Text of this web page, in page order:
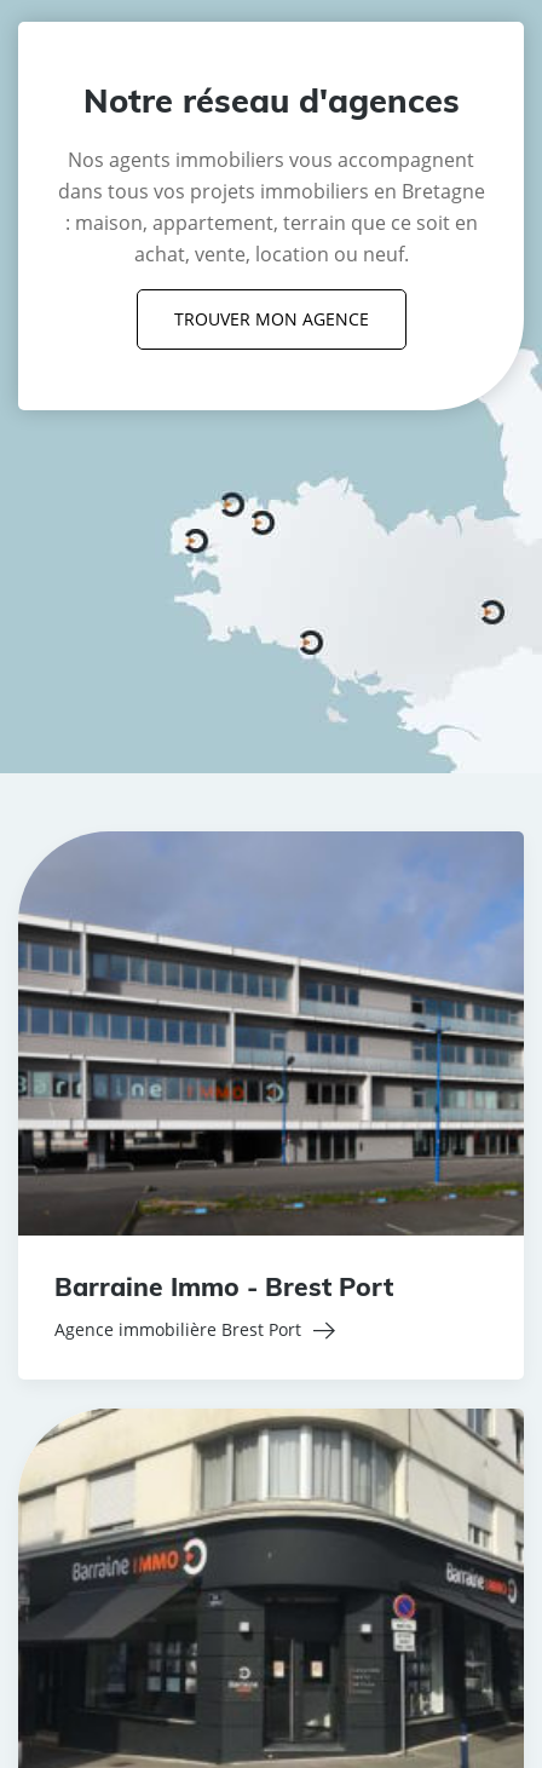
Notre réseau d'agences
Nos agents immobiliers vous accompagnent
dans tous vos projets immobiliers en Bretagne
: maison, appartement, terrain que ce soit en
achat, vente, location ou neuf.
TROUVER MON AGENCE
Barraine Immo - Brest Port
Agence immobilière Brest Port